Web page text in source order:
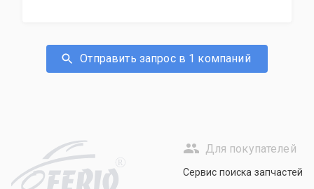
Отправить запрос в 1 компаний
R
Для покупателей
Сервис поиска запчастей